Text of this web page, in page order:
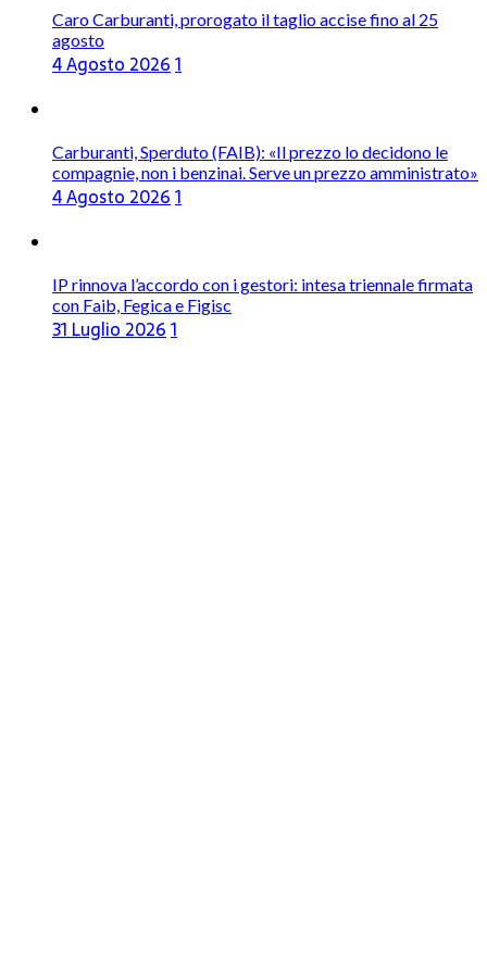
Caro Carburanti, prorogato il taglio accise fino al 25
agosto
4 Agosto 20261
Carburanti, Sperduto (FAIB): «Il prezzo lo decidono le
compagnie, non i benzinai. Serve un prezzo amministrato»
4 Agosto 20261
IP rinnova l’accordo con i gestori: intesa triennale firmata
con Faib, Fegica e Figisc
31 Luglio 20261